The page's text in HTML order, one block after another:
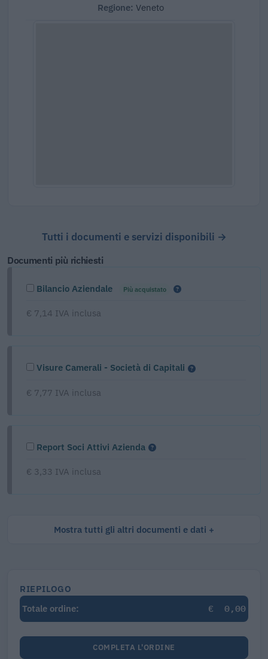
Regione: Veneto
Tutti i documenti e servizi disponibili →
Documenti più richiesti
Bilancio Aziendale Più acquistato
€ 7,14 IVA inclusa
Visure Camerali - Società di Capitali
€ 7,77 IVA inclusa
Report Soci Attivi Azienda
€ 3,33 IVA inclusa
Mostra tutti gli altri documenti e dati
RIEPILOGO
Totale ordine:
€ 0,00
COMPLETA L'ORDINE